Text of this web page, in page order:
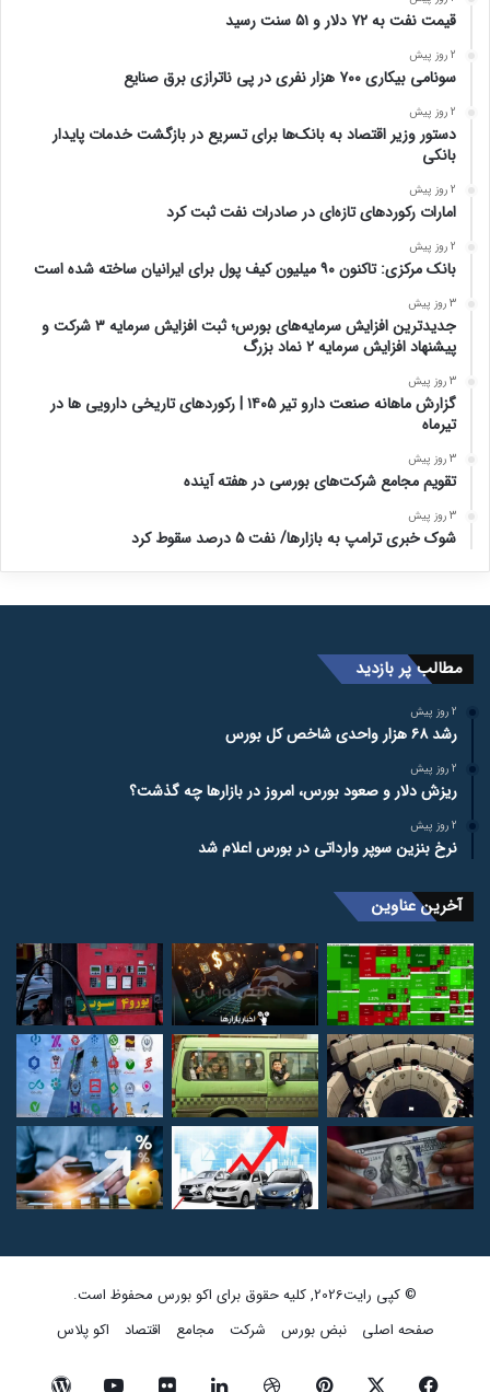
قیمت نفت به ۷۲ دلار و ۵۱ سنت رسید
2 روز پیش
سونامی بیکاری ۷۰۰ هزار نفری در پی ناترازی برق صنایع
2 روز پیش
دستور وزیر اقتصاد به بانک‌ها برای تسریع در بازگشت خدمات پایدار
بانکی
2 روز پیش
امارات رکورد‌های تازه‌ای در صادرات نفت ثبت کرد
2 روز پیش
بانک مرکزی: تاکنون ۹۰ میلیون کیف پول برای ایرانیان ساخته شده است
3 روز پیش
جدیدترین افزایش سرمایه‌های بورس؛ ثبت افزایش سرمایه ۳ شرکت و
پیشنهاد افزایش سرمایه ۲ نماد بزرگ
3 روز پیش
گزارش ماهانه صنعت دارو تیر ۱۴۰۵ | رکوردهای تاریخی دارویی ها در
تیرماه
3 روز پیش
تقویم مجامع شرکت‌های بورسی در هفته آینده
3 روز پیش
شوک خبری ترامپ به بازارها/ نفت ۵ درصد سقوط کرد
مطالب پر بازدید
2 روز پیش
رشد ۶۸ هزار واحدی شاخص کل بورس
2 روز پیش
ریزش دلار و صعود بورس، امروز در بازارها چه گذشت؟
2 روز پیش
نرخ بنزین سوپر وارداتی در بورس اعلام شد
آخرین عناوین
© کپی رایت2026, کلیه حقوق برای اکو بورس محفوظ است.
صفحه اصلی
نبض بورس شرکت مجامع اقتصاد اکو پلاس
فیسبوک ایکس پینتریستدریبببل لینکداین تصاویر یوتیوب